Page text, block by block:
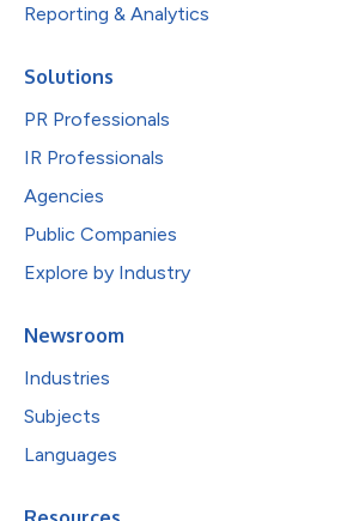
Reporting & Analytics
Solutions
PR Professionals
IR Professionals
Agencies
Public Companies
Explore by Industry
Newsroom
Industries
Subjects
Languages